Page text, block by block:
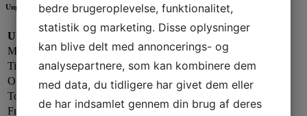
Ungdomsafdelingen
Ungdomsafdelingen:
Mandag: 17.00 - 20.00
Tirsdag:
Lukket
Onsdag:
17.00 - 20.00
Torsdag:
Fredag:
Lukket
bedre brugeroplevelse, funktionalitet,
statistik og marketing. Disse oplysninger
kan blive delt med annoncerings- og
analysepartnere, som kan kombinere dem
med data, du tidligere har givet dem eller
de har indsamlet gennem din brug af deres